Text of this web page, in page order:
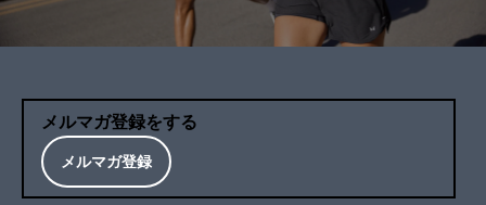
メルマガ登録をする
メルマガ登録